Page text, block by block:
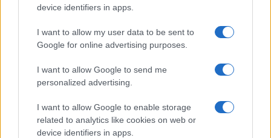
device identifiers in apps.
I want to allow my user data to be sent to
Google for online advertising purposes.
I want to allow Google to send me
personalized advertising.
I want to allow Google to enable storage
related to analytics like cookies on web or
device identifiers in apps.
Evidentemente, però, UNIFIL hafallito nel suo
obiettivo principale.Hezbollahha continuato a
infrastrutture militari clandestine e preparando
hanno fatto poco più che documentare queste
violazioni.